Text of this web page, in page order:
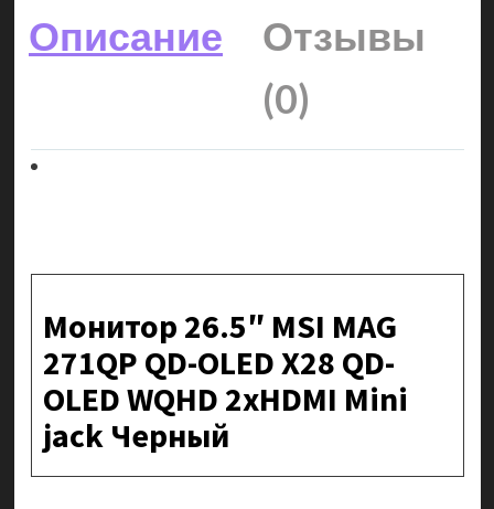
Описание
Отзывы
(0)
Монитор 26.5″ MSI MAG
271QP QD-OLED X28 QD-
OLED WQHD 2xHDMI Mini
jack Черный